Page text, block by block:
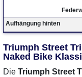
Aufhängung hinten
Triumph Street
Naked Bike
Die Triumph Street